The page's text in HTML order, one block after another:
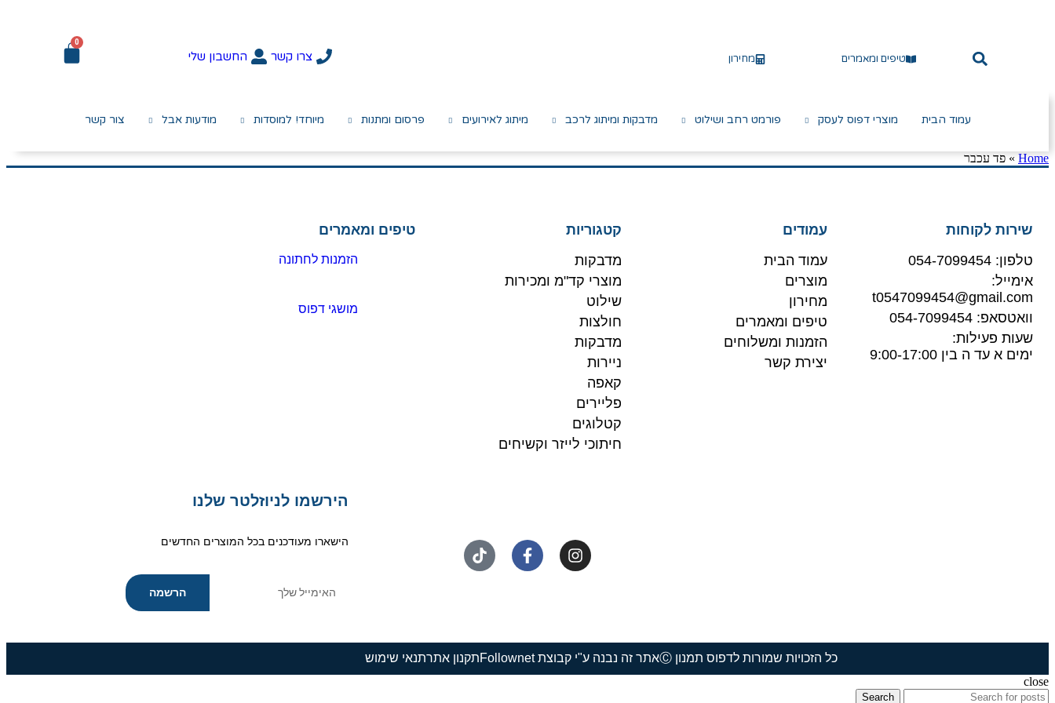
טיפים ומאמרים מחירון צרו קשר החשבון שלי
0
עמוד הבית מוצרי דפוס לעסק פורמט רחב ושילוט מדבקות ומיתוג לרכב מיתוג לאירועים פרסום ומתנות מיוחד! למוסדות מודעות אבל צור קשר
Home
» פד עכבר
שירות לקוחות
טלפון: 054-7099454
אימייל:
t0547099454@gmail.com
וואטסאפ: 054-7099454
שעות פעילות:
ימים א עד ה בין 9:00-17:00
עמודים
עמוד הבית
מוצרים
מחירון
טיפים ומאמרים
הזמנות ומשלוחים
יצירת קשר
קטגוריות
מדבקות
מוצרי קד"מ ומכירות
שילוט
חולצות
מדבקות
ניירות
קאפה
פליירים
קטלוגים
חיתוכי לייזר וקשיחים
טיפים ומאמרים
הזמנות לחתונה
מושגי דפוס
הירשמו לניוזלטר שלנו
הישארו מעודכנים בכל המוצרים החדשים
הרשמה
כל הזכויות שמורות לדפוס תמנון Ⓒ אתר זה נבנה ע"י קבוצת Follownet תקנון אתרתנאי שימוש
close
Search